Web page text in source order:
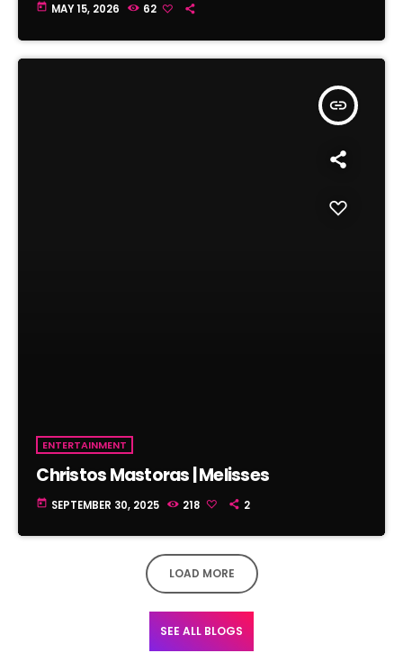
today MAY 15, 2026 62
insert_link
ENTERTAINMENT
Christos Mastoras | Melisses
today SEPTEMBER 30, 2025 218 2
LOAD MORE
SEE ALL BLOGS